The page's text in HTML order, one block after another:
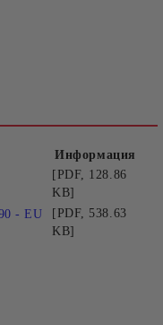
ден.
Информация
[PDF, 128.86
KB]
- EU
[PDF, 538.63
KB]